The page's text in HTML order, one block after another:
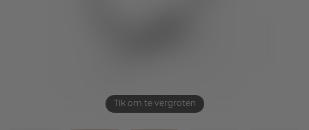
Tik om te vergroten